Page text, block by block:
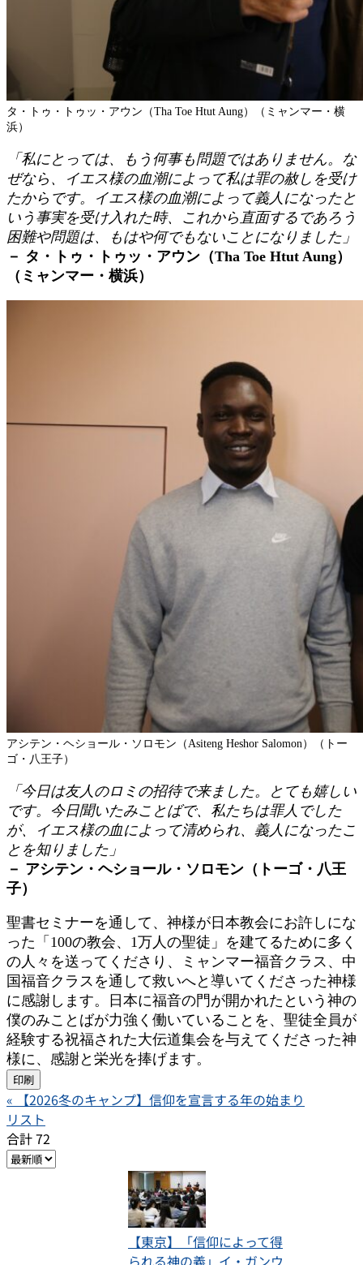
タ・トゥ・トゥッ・アウン（Tha Toe Htut Aung）
（ミャンマー・横
浜）
「私にとっては、もう何事も問題ではありません。な
ぜなら、イエス様の血潮によって私は罪の赦しを受け
たからです。イエス様の血潮によって義人になったと
いう事実を受け入れた時、これから直面するであろう
困難や問題は、もはや何でもないことになりました」
－ タ・トゥ・トゥッ・アウン（Tha Toe Htut Aung）
（ミャンマー・横浜）
アシテン・ヘショール・ソロモン（Asiteng Heshor Salomon）
（トー
ゴ・八王子）
「今日は友人のロミの招待で来ました。とても嬉しい
です。今日聞いたみことばで、私たちは罪人でした
が、イエス様の血によって清められ、義人になったこ
とを知りました」
－ アシテン・ヘショール・ソロモン（トーゴ・八王
子）
聖書セミナーを通して、神様が日本教会にお許しにな
った「100の教会、1万人の聖徒」を建てるために多く
の人々を送ってくださり、ミャンマー福音クラス、中
国福音クラスを通して救いへと導いてくださった神様
に感謝します。日本に福音の門が開かれたという神の
僕のみことばが力強く働いていることを、聖徒全員が
経験する祝福された大伝道集会を与えてくださった神
様に、感謝と栄光を捧げます。
印刷
«
【2026冬のキャンプ】信仰を宣言する年の始まり
リスト
合計 72
【東京】「信仰によって得